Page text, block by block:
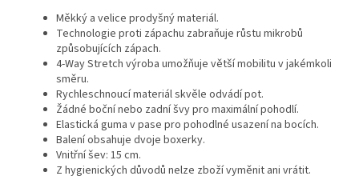
Měkký a velice prodyšný materiál.
Technologie proti zápachu zabraňuje růstu mikrobů
způsobujících zápach.
4-Way Stretch výroba umožňuje větší mobilitu v jakémkoli
směru.
Rychleschnoucí materiál skvěle odvádí pot.
Žádné boční nebo zadní švy pro maximální pohodlí.
Elastická guma v pase pro pohodlné usazení na bocích.
Balení obsahuje dvoje boxerky.
Vnitřní šev: 15 cm.
Z hygienických důvodů nelze zboží vyměnit ani vrátit.